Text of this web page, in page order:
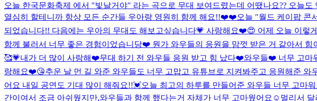
오늘 한국문화축제 에서 "빛날거야" 라는 곡으로 무대 보여드렸는데 어땠나요?? 오늘
열심히 할테니까 항상 모든 순간들 우아랑 영원히 함께 해요!!❤️❤️오늘 "월드 케이팝 콘
되었습니다!! 다음에는 우아의 무대도 해보고싶습니다💗 사랑해요❤️😍 어제 오늘 이렇
함께 불러서 너무 좋은 경험이었습니당❤️ 뭔가 와우들의 응원을 맘껏 받은 거 같아서
🥰💗내가 더 많이 사랑해❤️무대 하기 전 와우들 응원 받고 힘 났다❤️와우들❤️ 너무 고마
랑해요❤️😘추운 날 먼 길 와준 와우들도 너무 고맙고 유튜브로 지켜봐주고 응원해준
어요 내일 공연도 기대 많이 해줘요!!💓오늘 최고의 하루를 만들어준 와우들 너무 고마
간이여서 조금 아쉬웠지만,와우들과 함께 했다는거 자체가 너무 고마웠어요☺️멀리서